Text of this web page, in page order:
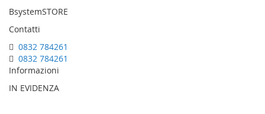
BsystemSTORE
Contatti
0832 784261
0832 784261
Informazioni
IN EVIDENZA